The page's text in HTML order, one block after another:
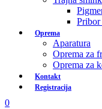
Pribor
Oprema
Aparatura
Oprema za
Oprema za
Kontakt
Registracija
0